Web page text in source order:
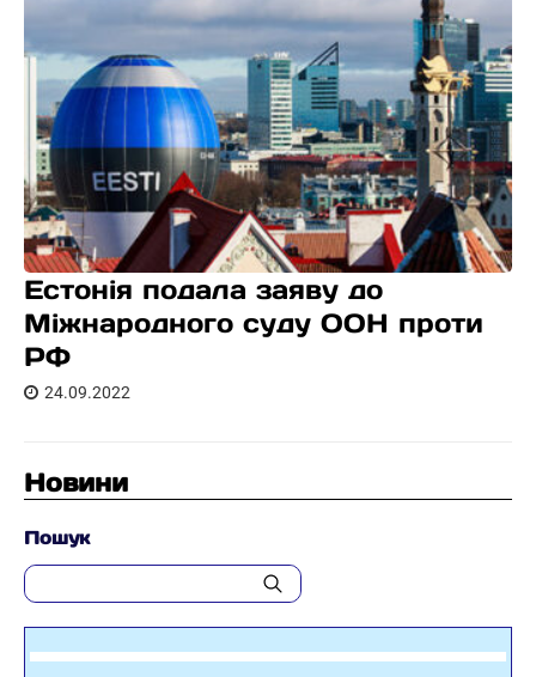
Естонія подала заяву до
Міжнародного суду ООН проти
РФ
24.09.2022
Новини
Пошук